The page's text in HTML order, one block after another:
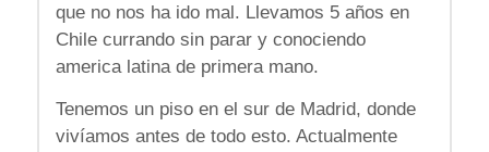
que no nos ha ido mal. Llevamos 5 años en
Chile currando sin parar y conociendo
america latina de primera mano.
Tenemos un piso en el sur de Madrid, donde
vivíamos antes de todo esto. Actualmente